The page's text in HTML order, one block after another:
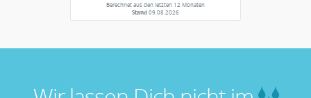
Berechnet aus den letzten 12 Monaten
Stand09.08.2026